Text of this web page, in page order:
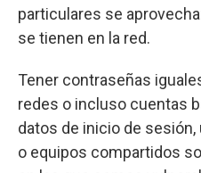
particulares se
se tienen en la red.
Tener contraseñas
redes o incluso cuentas
datos de inicio de
o equipos compartidos